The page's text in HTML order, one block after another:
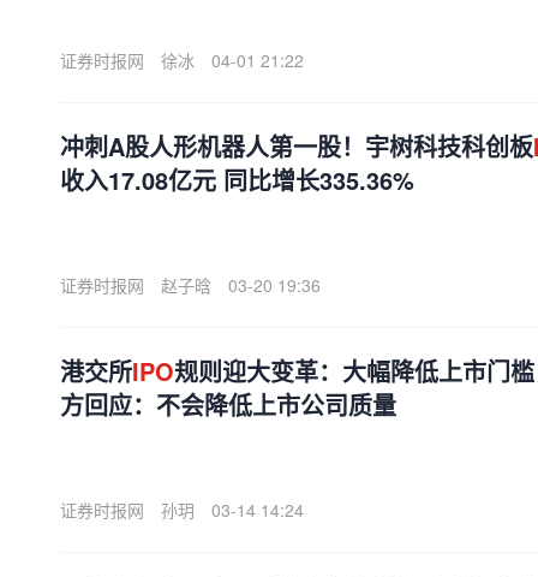
证券时报网 徐冰 04-01 21:22
冲刺A股人形机器人第一股！宇树科技科创板
收入17.08亿元 同比增长335.36%
证券时报网 赵子晗 03-20 19:36
港交所IPO规则迎大变革：大幅降低上市门
方回应：不会降低上市公司质量
证券时报网 孙玥 03-14 14:24